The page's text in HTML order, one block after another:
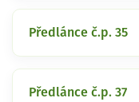
Předlánce č.p. 35
Předlánce č.p. 37